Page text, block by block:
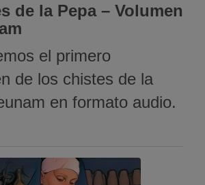
de la Pepa – Volumen
el primero
de los chistes de la
en formato audio.
disfruteis con vuestros
Pepa, seguro que os